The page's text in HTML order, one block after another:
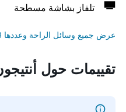
تلفاز بشاشة مسطحة
عرض جميع وسائل الراحة وعددها 93
تقييمات حول